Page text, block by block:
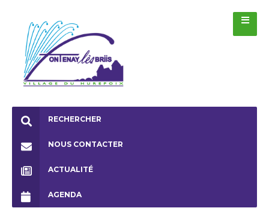
RECHERCHER
NOUS CONTACTER
ACTUALITÉ
AGENDA